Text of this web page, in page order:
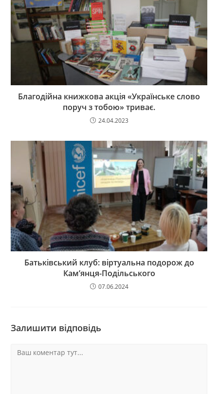
Благодійна книжкова акція «Українське слово
поруч з тобою» триває.
24.04.2023
Батьківський клуб: віртуальна подорож до
Кам’янця-Подільського
07.06.2024
Залишити відповідь